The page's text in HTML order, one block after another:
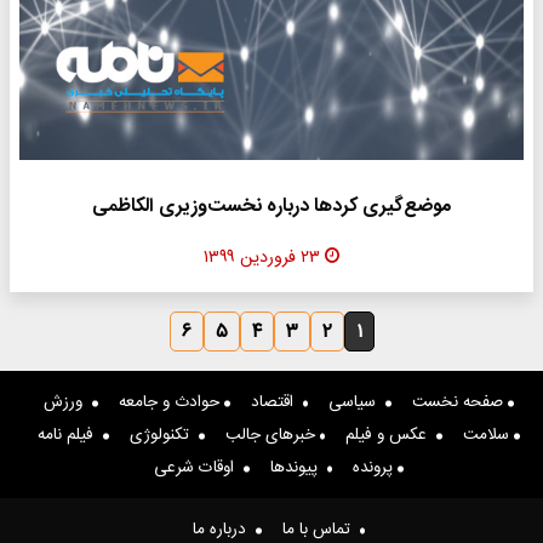
موضع‌گیری کردها درباره نخست‌وزیری الکاظمی
۲۳ فروردین ۱۳۹۹
۱ ۲ ۳ ۴ ۵ ۶
صفحه نخست سیاسی اقتصاد حوادث و جامعه
ورزش
سلامت
عکس و فیلم خبرهای جالب تکنولوژی
فیلم نامه
پرونده
پیوندها اوقات شرعی
تماس با ما درباره ما